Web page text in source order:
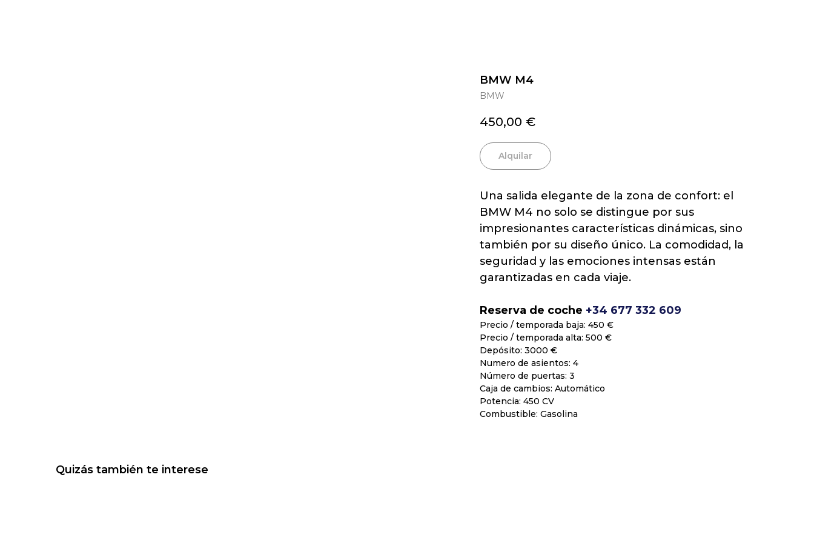
BMW M4
BMW
450,00 €
Alquilar
Una salida elegante de la zona de confort: el
BMW M4 no solo se distingue por sus
impresionantes características dinámicas, sino
también por su diseño único. La comodidad, la
seguridad y las emociones intensas están
garantizadas en cada viaje.
Reserva de coche +34 677 332 609
Precio / temporada baja: 450 €
Precio / temporada alta: 500 €
Depósito: 3000 €
Numero de asientos: 4
Número de puertas: 3
Caja de cambios: Automático
Potencia: 450 CV
Combustible: Gasolina
Quizás también te interese